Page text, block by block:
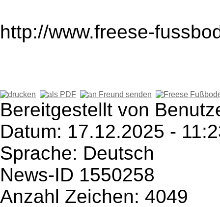
http://www.freese-
Bereitgestellt von
Datum: 17.12.2025 -
Sprache: Deutsch
News-ID 1550258
Anzahl Zeichen: 4049